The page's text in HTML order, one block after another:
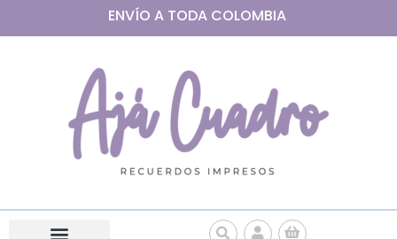
ENVÍO A TODA COLOMBIA